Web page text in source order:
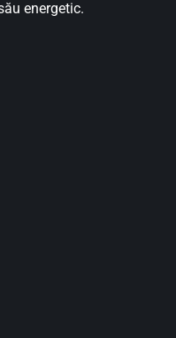
energetic.